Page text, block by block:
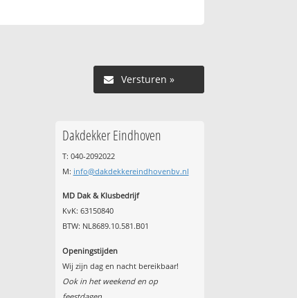
Versturen »
Dakdekker Eindhoven
T: 040-2092022
M: info@dakdekkereindhovenbv.nl
MD Dak & Klusbedrijf
KvK: 63150840
BTW: NL8689.10.581.B01
Openingstijden
Wij zijn dag en nacht bereikbaar!
Ook in het weekend en op